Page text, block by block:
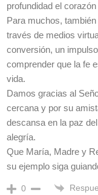
profundidad el
Para muchos,
través de medios
conversión, un
comprender que la fe
vida.
Damos gracias al
cercana y por su
descansa en la paz
alegría.
Que María, Madre y
su ejemplo siga
0